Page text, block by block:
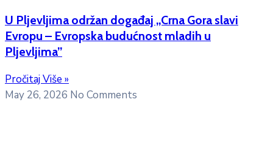
U Pljevljima održan događaj „Crna Gora slavi
Evropu – Evropska budućnost mladih u
Pljevljima”
Pročitaj Više »
May 26, 2026 No Comments